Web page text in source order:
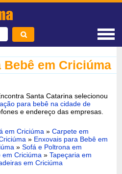
Bebê em Criciúma
Santa Catarina selecionou
para bebê na cidade de
e endereço das empresas.
em Criciúma »Carpete em
» Enxovais para Bebê em
»Sofá e Poltrona em
em Criciúma »Tapeçaria em
em Criciúma